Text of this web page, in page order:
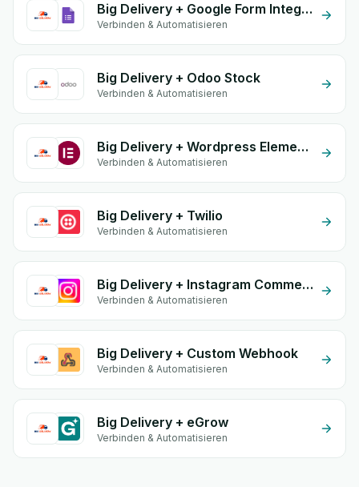
Big Delivery + Google Form Integration
Verbinden & Automatisieren
Big Delivery + Odoo Stock
Verbinden & Automatisieren
Big Delivery + Wordpress Elementor
Verbinden & Automatisieren
Big Delivery + Twilio
Verbinden & Automatisieren
Big Delivery + Instagram Comment
Verbinden & Automatisieren
Big Delivery + Custom Webhook
Verbinden & Automatisieren
Big Delivery + eGrow
Verbinden & Automatisieren